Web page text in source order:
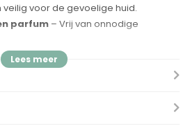
veilig voor de gevoelige huid.
parfum – Vrij van onnodige
– Reinigt mild en helpt de
doekjes - 15 x 48 stuks)